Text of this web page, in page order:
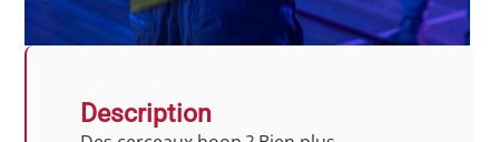
Description